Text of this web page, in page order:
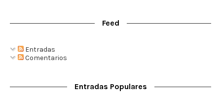
Feed
Entradas
Comentarios
Entradas Populares